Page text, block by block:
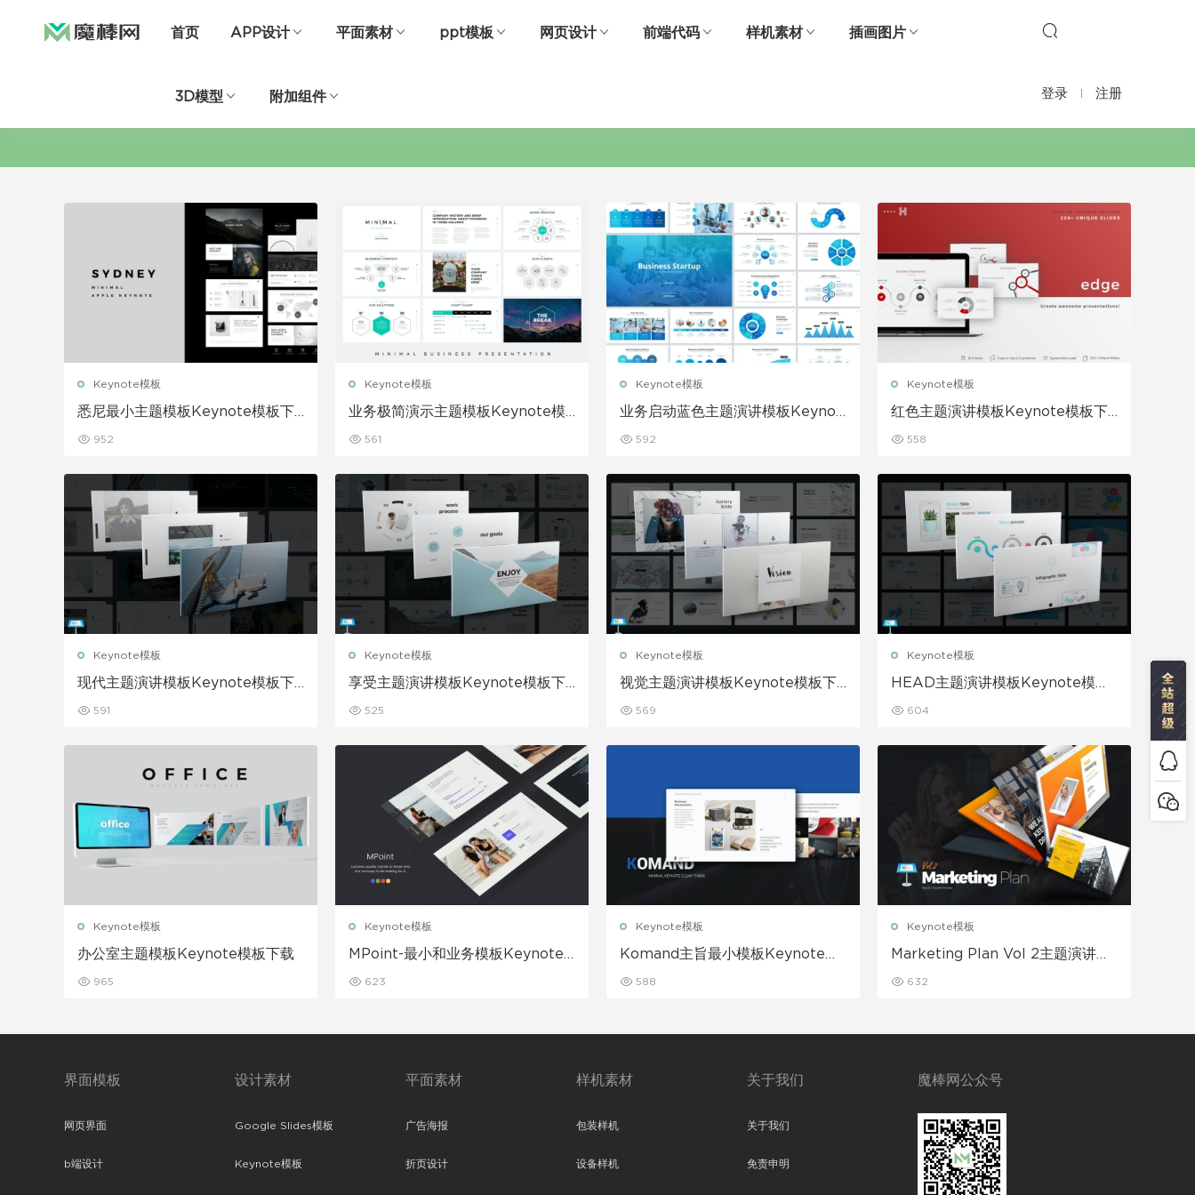
首页 APP设计 平面素材 ppt模板 网页设计 前端代码 样机素材 插画图片
3D模型 附加组件 登录 注册
Keynote模板
悉尼最小主题模板Keynote模板下
952
Keynote模板
业务极简演示主题模板Keynote模
561
Keynote模板
业务启动蓝色主题演讲模板Keynot
592
Keynote模板
红色主题演讲模板Keynote模板下
558
Keynote模板
现代主题演讲模板Keynote模板下
591
Keynote模板
享受主题演讲模板Keynote模板下
525
Keynote模板
视觉主题演讲模板Keynote模板下
569
Keynote模板
HEAD主题演讲模板Keynote模板
604
Keynote模板
办公室主题模板Keynote模板下载
965
Keynote模板
MPoint-最小和业务模板Keynote
623
Keynote模板
Komand主旨最小模板Keynote模
588
Keynote模板
Marketing Plan Vol 2主题演讲模
632
界面模板
网页界面
b端设计
设计素材
Google Slides模板
Keynote模板
平面素材
广告海报
折页设计
样机素材
包装样机
设备样机
关于我们
关于我们
免责申明
魔棒网公众号